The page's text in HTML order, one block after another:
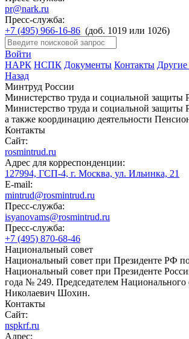
pr@nark.ru
Пресс-служба:
+7 (495) 966-16-86 (доб. 1019 или 1026)
Войти
НАРК НСПК Документы Контакты
Назад
Минтруд России
Министерство труда и социальной защиты
Министерство труда и социальной защиты
а также координацию деятельности
Контакты
Сайт:
rosmintrud.ru
Адрес для корреспонденции:
127994, ГСП-4, г. Москва, ул. Ильинка, 21
E-mail:
mintrud@rosmintrud.ru
Пресс-служба:
isyanovams@rosmintrud.ru
Пресс-служба:
+7 (495) 870-68-46
Национальный совет
Национальный совет при Президенте РФ
Национальный совет при Президенте
года № 249. Председателем
Николаевич Шохин.
Контакты
Сайт:
nspkrf.ru
Адрес: